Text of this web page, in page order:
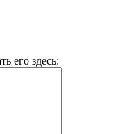
его здесь: